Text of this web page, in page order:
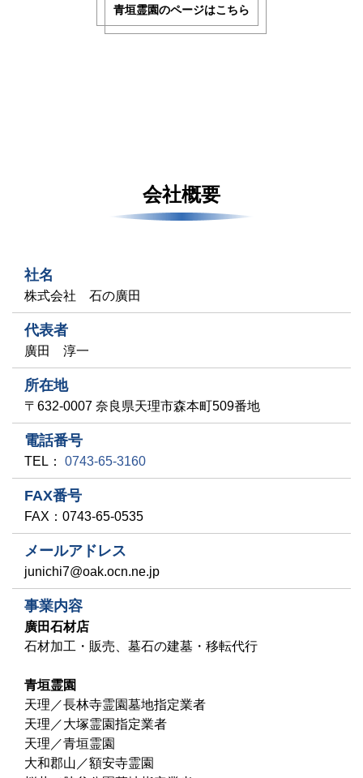
青垣霊園のページはこちら
会社概要
社名
株式会社 石の廣田
代表者
廣田 淳一
所在地
〒632-0007 奈良県天理市森本町509番地
電話番号
TEL： 0743-65-3160
FAX番号
FAX：0743-65-0535​​​​​​​
メールアドレス
junichi7@oak.ocn.ne.jp
事業内容
廣田石材店
石材加工・販売、墓石の建墓・移転代行
青垣霊園
天理／長林寺霊園墓地指定業者
天理／大塚霊園指定業者
天理／青垣霊園
大和郡山／額安寺霊園